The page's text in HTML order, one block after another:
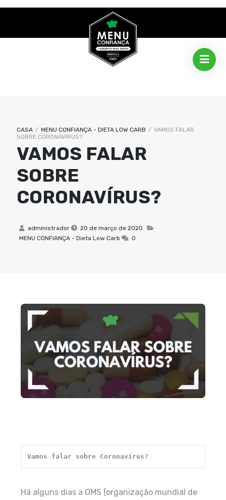
CASA / MENU CONFIANÇA - DIETA LOW CARB / VAMOS FALAR
SOBRE CORONAVÍRUS?
VAMOS FALAR
SOBRE
CORONAVÍRUS?
administrador
20 de março de 2020
MENU CONFIANÇA - Dieta Low Carb
0
Vamos falar sobre Coronavírus?
Há alguns dias a OMS (organização mundial de